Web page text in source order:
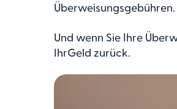
Überweisungsgebühren.
Und wenn Sie Ihre
IhrGeld zurück.